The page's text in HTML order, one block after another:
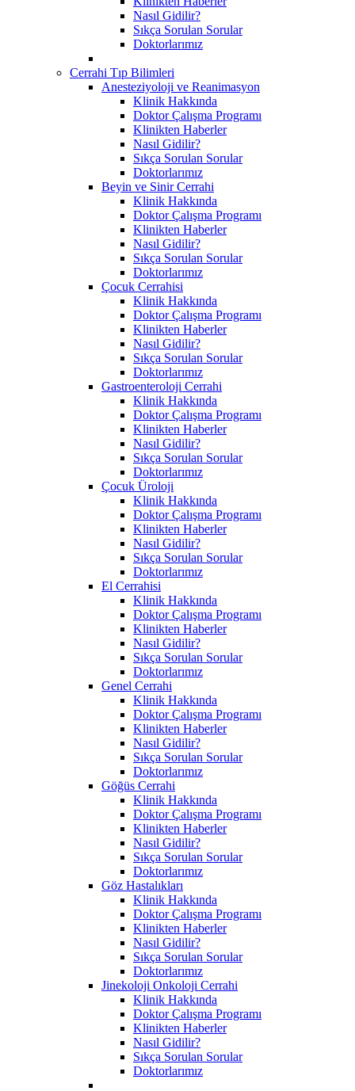
Nasıl Gidilir?
Sıkça Sorulan Sorular
Doktorlarımız
Cerrahi Tıp Bilimleri
Anesteziyoloji ve Reanimasyon
Klinik Hakkında
Doktor Çalışma Programı
Klinikten Haberler
Nasıl Gidilir?
Sıkça Sorulan Sorular
Doktorlarımız
Beyin ve Sinir Cerrahi
Klinik Hakkında
Doktor Çalışma Programı
Klinikten Haberler
Nasıl Gidilir?
Sıkça Sorulan Sorular
Doktorlarımız
Çocuk Cerrahisi
Klinik Hakkında
Doktor Çalışma Programı
Klinikten Haberler
Nasıl Gidilir?
Sıkça Sorulan Sorular
Doktorlarımız
Gastroenteroloji Cerrahi
Klinik Hakkında
Doktor Çalışma Programı
Klinikten Haberler
Nasıl Gidilir?
Sıkça Sorulan Sorular
Doktorlarımız
Çocuk Üroloji
Klinik Hakkında
Doktor Çalışma Programı
Klinikten Haberler
Nasıl Gidilir?
Sıkça Sorulan Sorular
Doktorlarımız
El Cerrahisi
Klinik Hakkında
Doktor Çalışma Programı
Klinikten Haberler
Nasıl Gidilir?
Sıkça Sorulan Sorular
Doktorlarımız
Genel Cerrahi
Klinik Hakkında
Doktor Çalışma Programı
Klinikten Haberler
Nasıl Gidilir?
Sıkça Sorulan Sorular
Doktorlarımız
Göğüs Cerrahi
Klinik Hakkında
Doktor Çalışma Programı
Klinikten Haberler
Nasıl Gidilir?
Sıkça Sorulan Sorular
Doktorlarımız
Göz Hastalıkları
Klinik Hakkında
Doktor Çalışma Programı
Klinikten Haberler
Nasıl Gidilir?
Sıkça Sorulan Sorular
Doktorlarımız
Jinekoloji Onkoloji Cerrahi
Klinik Hakkında
Doktor Çalışma Programı
Klinikten Haberler
Nasıl Gidilir?
Sıkça Sorulan Sorular
Doktorlarımız